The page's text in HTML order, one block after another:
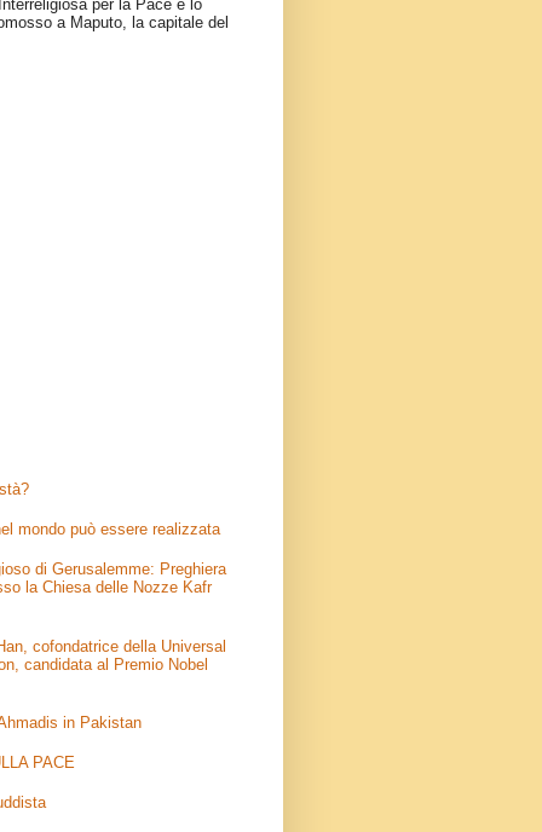
per la Pace e lo
a Maputo, la capitale del
mondo può essere realizzata
di Gerusalemme: Preghiera
la Chiesa delle Nozze Kafr
cofondatrice della Universal
candidata al Premio Nobel
in Pakistan
PACE